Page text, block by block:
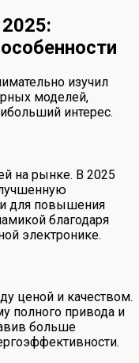
изучил
моделей,
интерес.
на рынке. В 2025
для повышения
благодаря
электронике.
ценой и качеством.
полного привода и
больше